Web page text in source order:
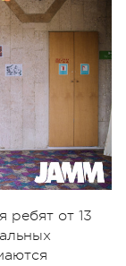
ребят от 13